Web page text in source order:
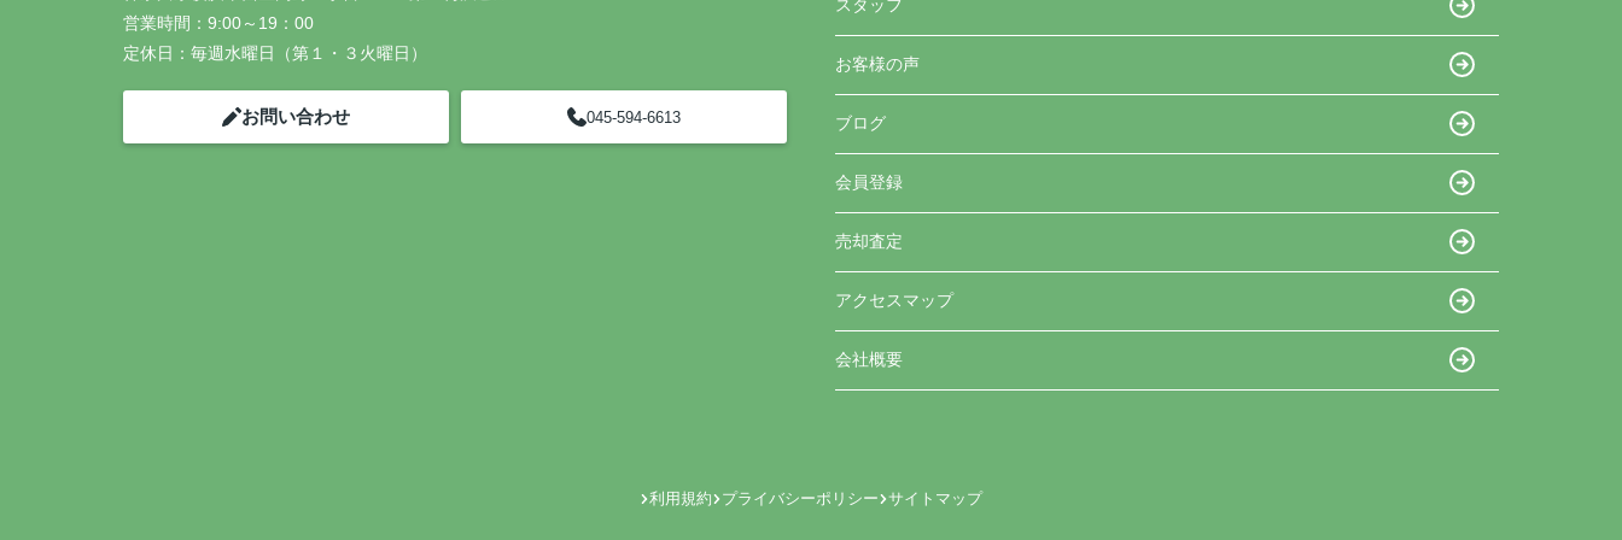
営業時間： 9:00～19：00
定休日： 毎週水曜日（第１・３火曜日）
お問い合わせ 045-594-6613
スタッフ
お客様の声
ブログ
会員登録
売却査定
アクセスマップ
会社概要
利用規約 プライバシーポリシー サイトマップ